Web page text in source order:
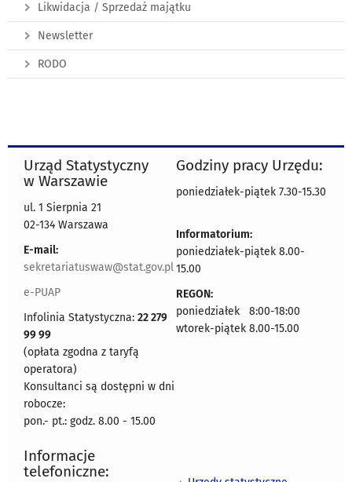
Likwidacja / Sprzedaż majątku
Newsletter
RODO
Urząd Statystyczny
w Warszawie
ul. 1 Sierpnia 21
02-134 Warszawa
E-mail:
sekretariatuswaw@stat.gov.pl
e-PUAP
Infolinia Statystyczna: 22 279
99 99
(opłata zgodna z taryfą
operatora)
Konsultanci są dostępni w dni
robocze:
pon.- pt.: godz. 8.00 - 15.00
Godziny pracy Urzędu:
poniedziałek-piątek 7.30-15.30
Informatorium:
poniedziałek-piątek 8.00-
15.00
REGON:
poniedziałek 8:00-18:00
wtorek-piątek 8.00-15.00
Informacje
telefoniczne: